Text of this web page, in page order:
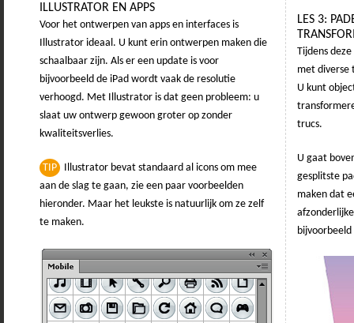
ILLUSTRATOR EN APPS
Voor het ontwerpen van apps en interfaces is
Illustrator ideaal. U kunt erin ontwerpen maken die
schaalbaar zijn. Als er een update is voor
bijvoorbeeld de iPad wordt vaak de resolutie
verhoogd. Met Illustrator is dat geen probleem: u
slaat uw ontwerp gewoon groter op zonder
kwaliteitsverlies.
TIP
Illustrator bevat standaard al icons om mee
aan de slag te gaan, zie een paar voorbeelden
hieronder. Maar het leukste is natuurlijk om ze zelf
te maken.
LES 3:
Tijdens
met diverse
U kunt
trucs.
U gaat
gesplitste
maken dat